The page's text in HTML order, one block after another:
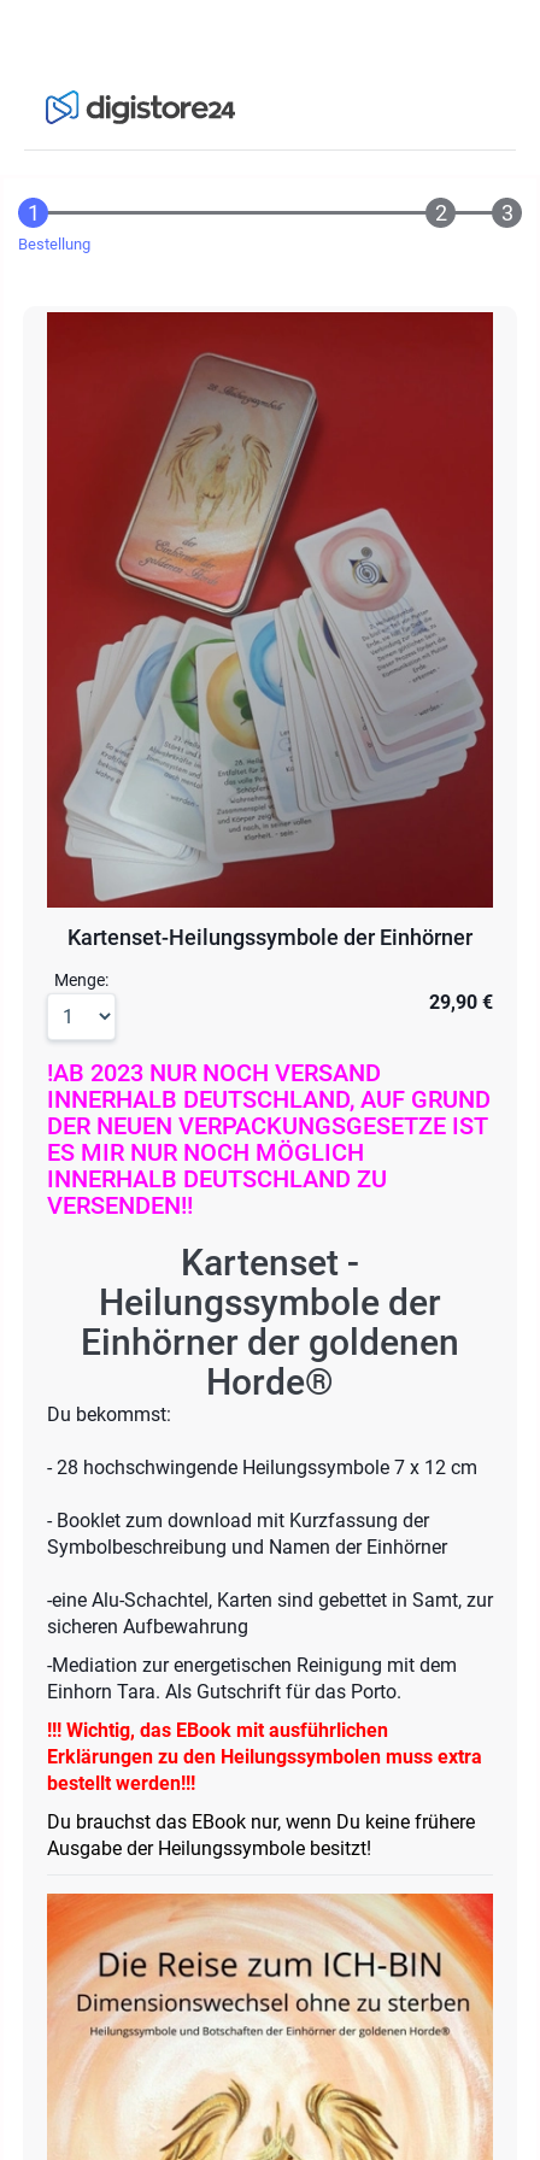
Bestellung
Kartenset-Heilungssymbole der Einhörner
Menge:
29,90 €
!AB 2023 NUR NOCH VERSAND
INNERHALB DEUTSCHLAND, AUF GRUND
DER NEUEN VERPACKUNGSGESETZE IST
ES MIR NUR NOCH MÖGLICH
INNERHALB DEUTSCHLAND ZU
VERSENDEN!!
Kartenset -
Heilungssymbole der
Einhörner der goldenen
Horde®
Du bekommst:
- 28 hochschwingende Heilungssymbole 7 x 12 cm
- Booklet zum download mit Kurzfassung der
Symbolbeschreibung und Namen der Einhörner
-eine Alu-Schachtel, Karten sind gebettet in Samt, zur
sicheren Aufbewahrung
-Mediation zur energetischen Reinigung mit dem
Einhorn Tara. Als Gutschrift für das Porto.
!!! Wichtig, das EBook mit ausführlichen
Erklärungen zu den Heilungssymbolen muss extra
bestellt werden!!!
Du brauchst das EBook nur, wenn Du keine frühere
Ausgabe der Heilungssymbole besitzt!